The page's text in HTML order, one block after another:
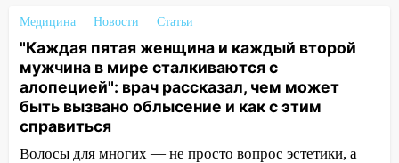
13:30
В Ульяновске транспортные
полицейские проведут акцию «Час
пассажира»
13:20 В Ульяновске за один день
обокрали женщину на пляже и
подростка в сквере
Медицина Новости Статьи
"Каждая пятая женщина и каждый второй
мужчина в мире сталкиваются с
алопецией": врач рассказал, чем может
быть вызвано облысение и как с этим
справиться
Волосы для многих — не просто вопрос эстетики, а